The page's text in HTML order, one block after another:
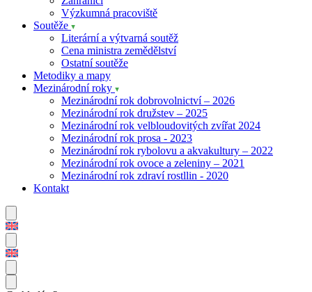
Výzkumná pracoviště
Soutěže
Literární a výtvarná soutěž
Cena ministra zemědělství
Ostatní soutěže
Metodiky a mapy
Mezinárodní roky
Mezinárodní rok dobrovolnictví – 2026
Mezinárodní rok družstev – 2025
Mezinárodní rok velbloudovitých zvířat 2024
Mezinárodní rok prosa - 2023
Mezinárodní rok rybolovu a akvakultury – 2022
Mezinárodní rok ovoce a zeleniny – 2021
Mezinárodní rok zdraví rostllin - 2020
Kontakt